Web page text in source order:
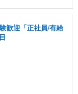
歓迎「正社員/有給